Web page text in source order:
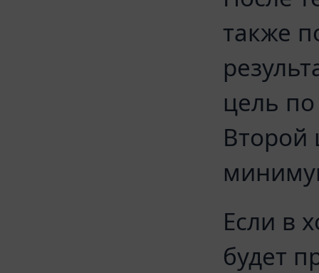
также
цель
Второй
Если в
будет